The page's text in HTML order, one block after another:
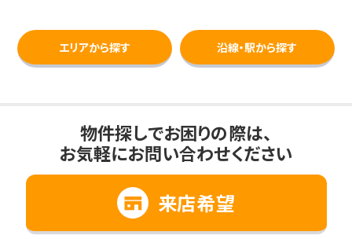
エリアから探す 沿線・駅から探す
物件探しでお困りの際は、
お気軽にお問い合わせください
来店希望